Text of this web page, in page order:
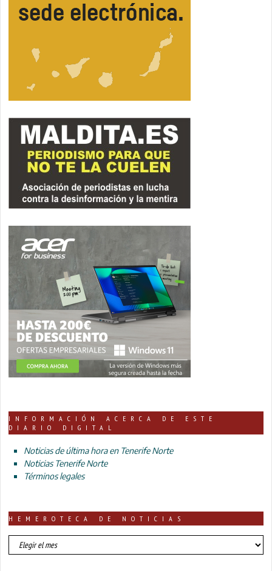
INFORMACIÓN ACERCA DE ESTE
DIARIO DIGITAL
Noticias de última hora en Tenerife Norte
Noticias Tenerife Norte
Términos legales
HEMEROTECA DE NOTICIAS
HEMEROTECA
DE